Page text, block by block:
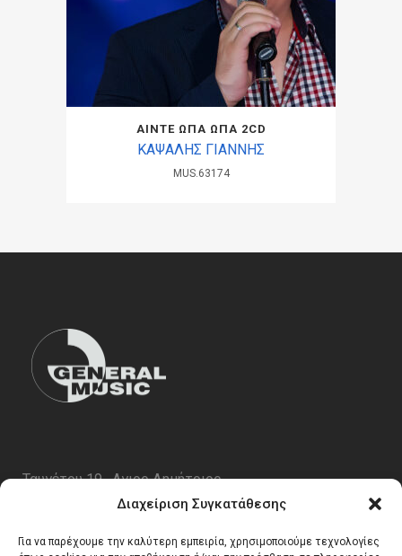
Διαχείριση Συγκατάθεσης
Για να παρέχουμε την καλύτερη εμπειρία, χρησιμοποιούμε τεχνολογίες
ΑΙΝΤΕ ΩΠΑ ΩΠΑ 2CD
ΚΑΨΑΛΗΣ ΓΙΑΝΝΗΣ
MUS.63174
Ταυγέτου 19 , Αγιος Δημήτριος
email:info@generalmusic.gr